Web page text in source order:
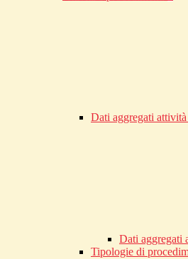
Dati aggregati
Dati aggregati
Tipologie di